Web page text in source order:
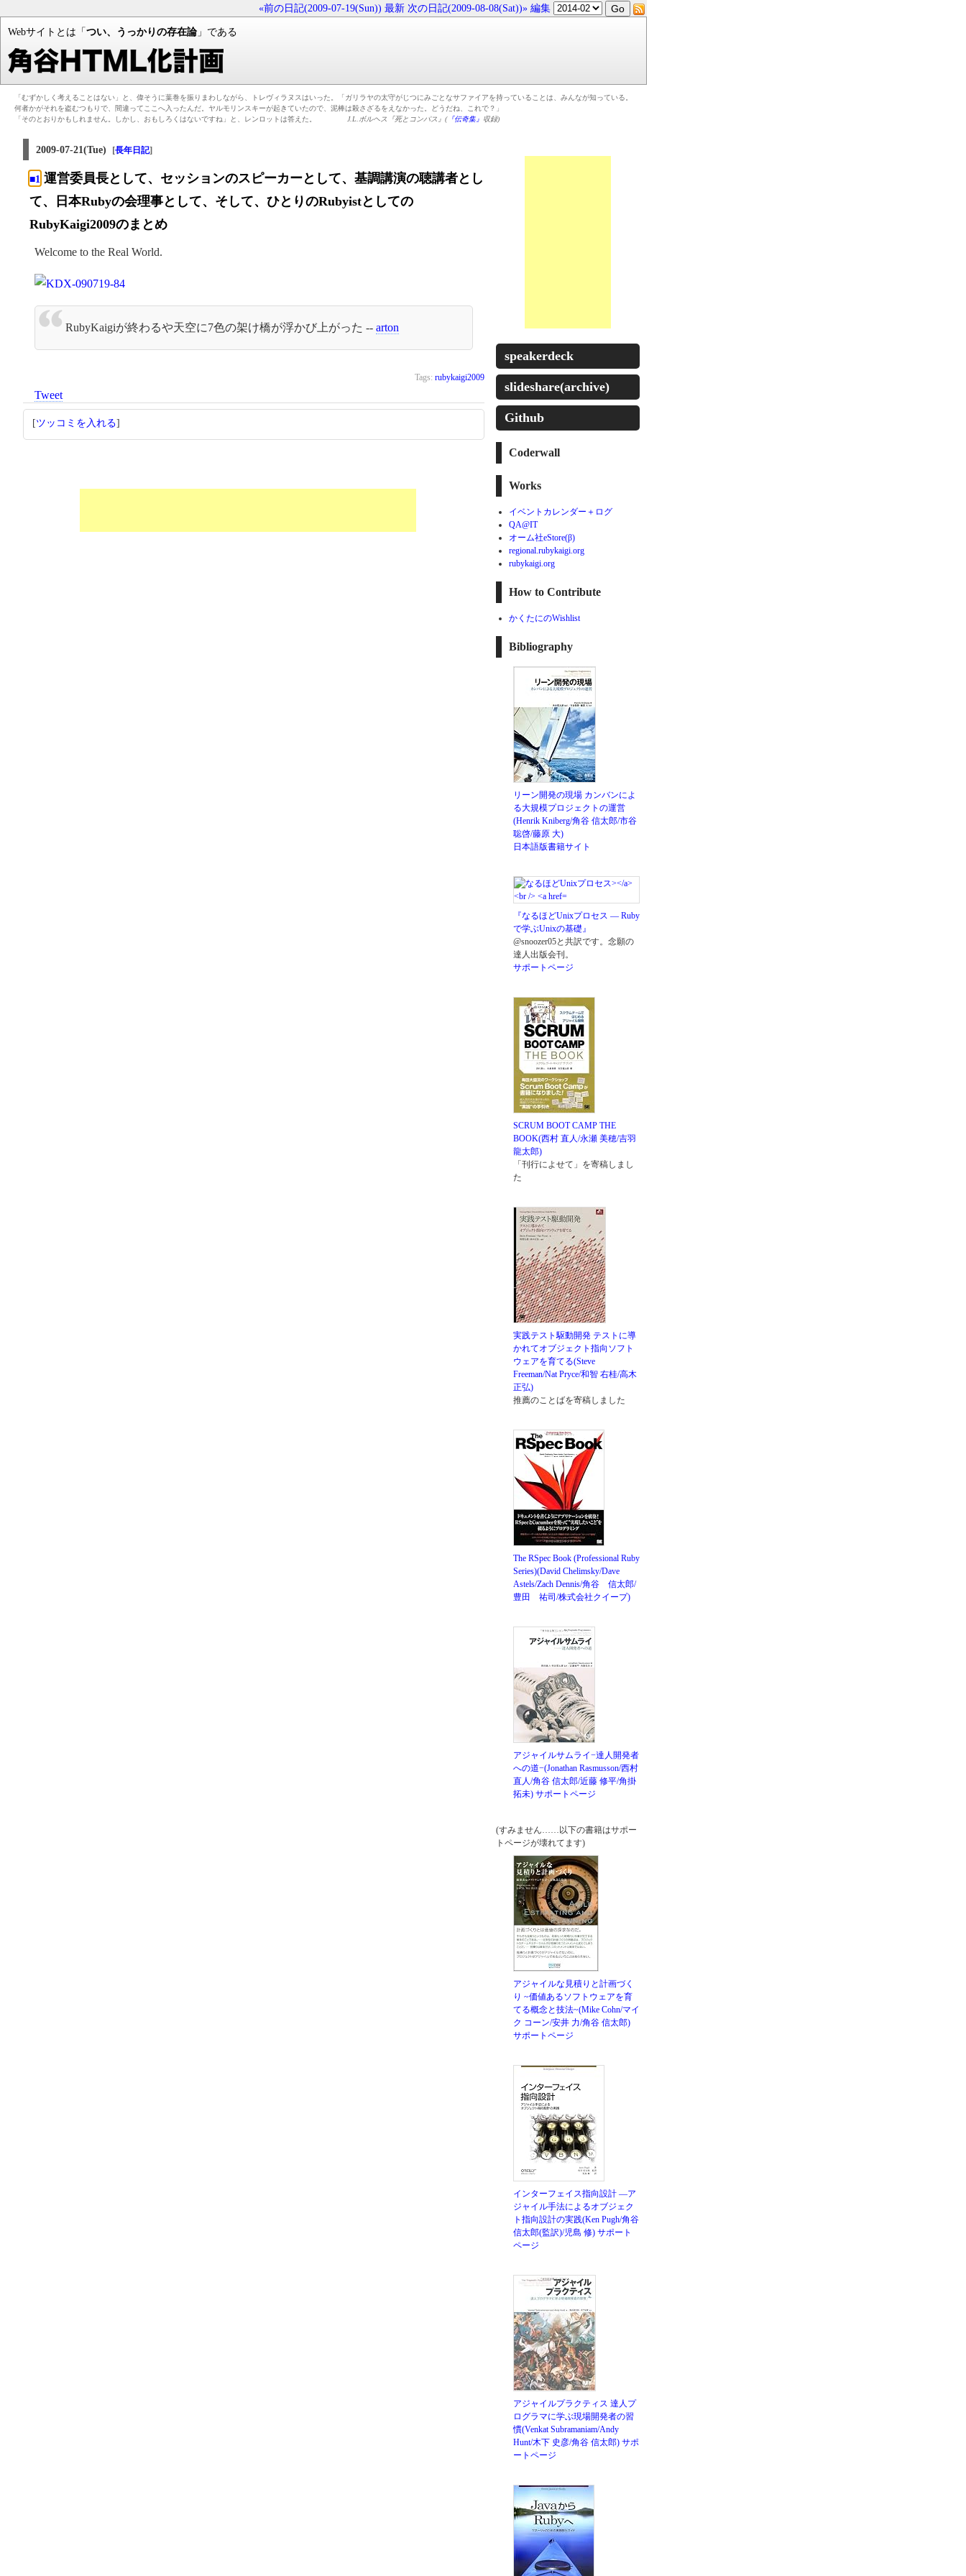
«前の日記(2009-07-19(Sun)) 最新 次の日記(2009-08-08(Sat))» 編集
Webサイトとは「 つい、うっかりの存在論」である
「むずかしく考えることはない」と、偉そうに葉巻を振りまわしながら、トレヴィラヌスはいった。「ガリラヤの太守がじつにみごとなサファイアを持っていることは、みんなが知っている。
何者かがそれを盗むつもりで、間違ってここへ入ったんだ。ヤルモリンスキーが起きていたので、泥棒は殺さざるをえなかった。どうだね、これで？」
「そのとおりかもしれません。しかし、おもしろくはないですね」と、レンロットは答えた。
J.L.ボルヘス『死とコンパス』(『伝奇集』 収録)
2009-07-21(Tue) [長年日記]
■1 運営委員長として、セッションのスピーカーとして、基調講演の聴講者とし
て、日本Rubyの会理事として、そして、ひとりのRubyistとしての
RubyKaigi2009のまとめ
Welcome to the Real World.
RubyKaigiが終わるや天空に7色の架け橋が浮かび上がった -- arton
Tags: rubykaigi2009
Tweet
[ツッコミを入れる]
speakerdeck
slideshare(archive)
Github
Coderwall
Works
イベントカレンダー＋ログ
QA@IT
オーム社eStore(β)
regional.rubykaigi.org
rubykaigi.org
How to Contribute
かくたにのWishlist
Bibliography
リーン開発の現場 カンバンによ
る大規模プロジェクトの運営
(Henrik Kniberg/角谷 信太郎/市谷
聡啓/藤原 大)
日本語版書籍サイト
『なるほどUnixプロセス ― Ruby
で学ぶUnixの基礎』
@snoozer05と共訳です。念願の
達人出版会刊。
サポートページ
SCRUM BOOT CAMP THE
BOOK(西村 直人/永瀬 美穂/吉羽
龍太郎)
「刊行によせて」を寄稿しまし
た
実践テスト駆動開発 テストに導
かれてオブジェクト指向ソフト
ウェアを育てる(Steve
Freeman/Nat Pryce/和智 右桂/高木
正弘)
推薦のことばを寄稿しました
The RSpec Book (Professional Ruby
Series)(David Chelimsky/Dave
Astels/Zach Dennis/角谷 信太郎/
豊田 祐司/株式会社クイープ)
アジャイルサムライ−達人開発者
への道−(Jonathan Rasmusson/西村
直人/角谷 信太郎/近藤 修平/角掛
拓未) サポートページ
(すみません……以下の書籍はサポー
トページが壊れてます)
アジャイルな見積りと計画づく
り ~価値あるソフトウェアを育
てる概念と技法~(Mike Cohn/マイ
ク コーン/安井 力/角谷 信太郎)
サポートページ
インターフェイス指向設計 ―ア
ジャイル手法によるオブジェク
ト指向設計の実践(Ken Pugh/角谷
信太郎(監訳)/児島 修) サポート
ページ
アジャイルプラクティス 達人プ
ログラマに学ぶ現場開発者の習
慣(Venkat Subramaniam/Andy
Hunt/木下 史彦/角谷 信太郎) サポ
ートページ